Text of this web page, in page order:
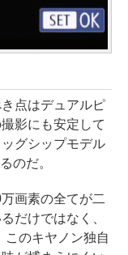
点はデュアルピ
影にも安定して
グシップモデル
のだ。
画素の全てが二
だけではなく、
のキヤノン独自